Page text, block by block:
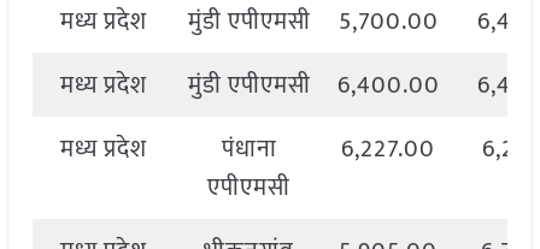
मध्य प्रदेश मुंडी एपीएमसी 5,700.00
मध्य प्रदेश
मुंडी एपीएमसी 6,400.00
मध्य प्रदेश
पंधाना
एपीएमसी
6,227.00